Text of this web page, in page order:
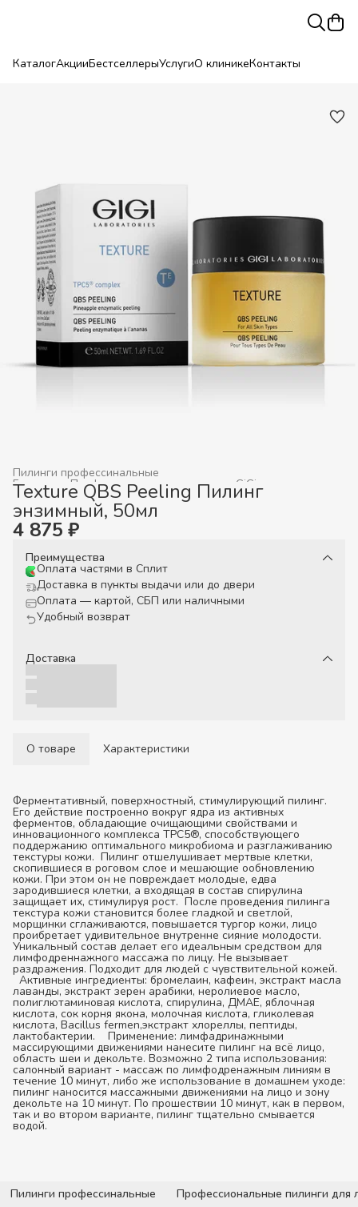
КаталогАкцииБестселлерыУслугиО клиникеКонтакты
Пилинги профессинальные
Профессиональная косметика GiGi
Главная
Texture QBS Peeling Пилинг
энзимный, 50мл
4 875 ₽
Преимущества
Оплата частями в Сплит
Доставка в пункты выдачи или до двери
Оплата — картой, СБП или наличными
Удобный возврат
Доставка
О товаре Характеристики
Ферментативный, поверхностный, стимулирующий пилинг.
Его действие построенно вокруг ядра из активных
ферментов, обладающие очищающими свойствами и
инновационного комплекса TPC5®, способствующего
поддержанию оптимального микробиома и разглаживанию
текстуры кожи. Пилинг отшелушивает мертвые клетки,
скопившиеся в роговом слое и мешающие ообновлению
кожи. При этом он не повреждает молодые, едва
зародившиеся клетки, а входящая в состав спирулина
защищает их, стимулируя рост. После проведения пилинга
текстура кожи становится более гладкой и светлой,
морщинки сглаживаются, повышается тургор кожи, лицо
проибретает удивительное внутренне сияние молодости.
Уникальный состав делает его идеальным средством для
лимфодреннажного массажа по лицу. Не вызывает
раздражения. Подходит для людей с чувствительной кожей.
Активные ингредиенты: бромелаин, кафеин, экстракт масла
лаванды, экстракт зерен арабики, неролиевое масло,
полиглютаминовая кислота, спирулина, ДМАЕ, яблочная
кислота, сок корня якона, молочная кислота, гликолевая
кислота, Bacillus fermen,экстракт хлореллы, пептиды,
лактобактерии. Применение: лимфадринажными
массирующими движениями нанесите пилинг на всё лицо,
область шеи и декольте. Возможно 2 типа использования:
салонный вариант - массаж по лимфодренажным линиям в
течение 10 минут, либо же использование в домашнем уходе:
пилинг наносится массажными движениями на лицо и зону
декольте на 10 минут. По прошествии 10 минут, как в первом,
так и во втором варианте, пилинг тщательно смывается
водой.
Пилинги профессинальные Профессиональные пилинги для